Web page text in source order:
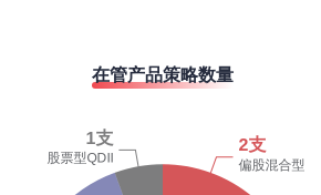
在管产品策略数量